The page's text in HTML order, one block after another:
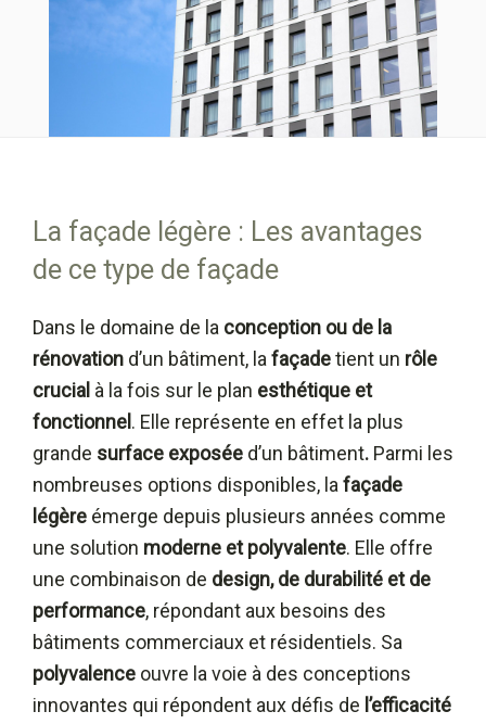
La façade légère : Les avantages
de ce type de façade
Dans le domaine de la conception ou de la
rénovation d’un bâtiment, la façadetient un rôle
crucial à la fois sur le plan esthétique et
fonctionnel . Elle représente en effet la plus
grande surface exposée d’un bâtiment. Parmi les
nombreuses options disponibles, la façade
légère émerge depuis plusieurs années comme
une solution moderne et polyvalente. Elle offre
une combinaison de design, de durabilité et de
performance, répondant aux besoins des
bâtiments commerciaux et résidentiels. Sa
polyvalence ouvre la voie à des conceptions
innovantes qui répondent aux défis de l’efficacité